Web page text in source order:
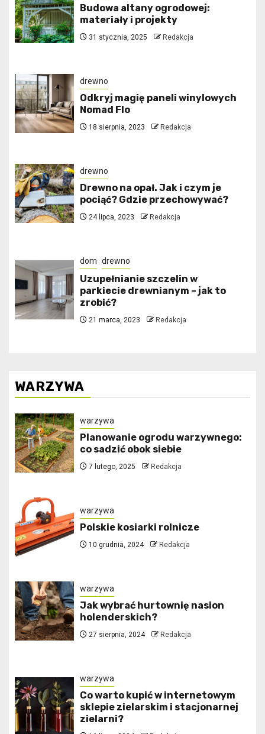
Budowa altany ogrodowej:
materiały i projekty
31 stycznia, 2025 Redakcja
drewno
Odkryj magię paneli winylowych
Nomad Flo
18 sierpnia, 2023 Redakcja
drewno
Drewno na opał. Jak i czym je
pociąć? Gdzie przechowywać?
24 lipca, 2023 Redakcja
dom drewno
Uzupełnianie szczelin w
parkiecie drewnianym – jak to
zrobić?
21 marca, 2023 Redakcja
WARZYWA
warzywa
Planowanie ogrodu warzywnego:
co sadzić obok siebie
7 lutego, 2025 Redakcja
warzywa
Polskie kosiarki rolnicze
10 grudnia, 2024 Redakcja
warzywa
Jak wybrać hurtownię nasion
holenderskich?
27 sierpnia, 2024 Redakcja
warzywa
Co warto kupić w internetowym
sklepie zielarskim i stacjonarnej
zielarni?